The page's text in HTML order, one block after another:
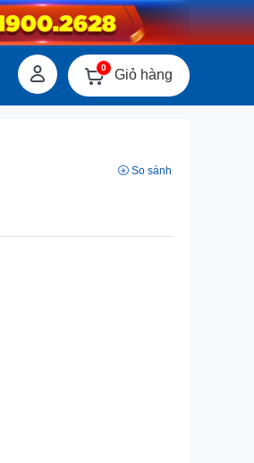
0 Giỏ hàng
So sánh